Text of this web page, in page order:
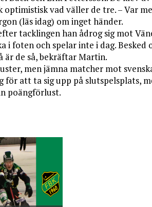
optimistisk vad väller de tre. – Var
(läs idag) om inget händer.
tacklingen han ådrog sig mot
i foten och spelar inte i dag.
är de så, bekräftar Martin.
men jämna matcher mot
att ta sig upp på slutspelsplats,
poängförlust.